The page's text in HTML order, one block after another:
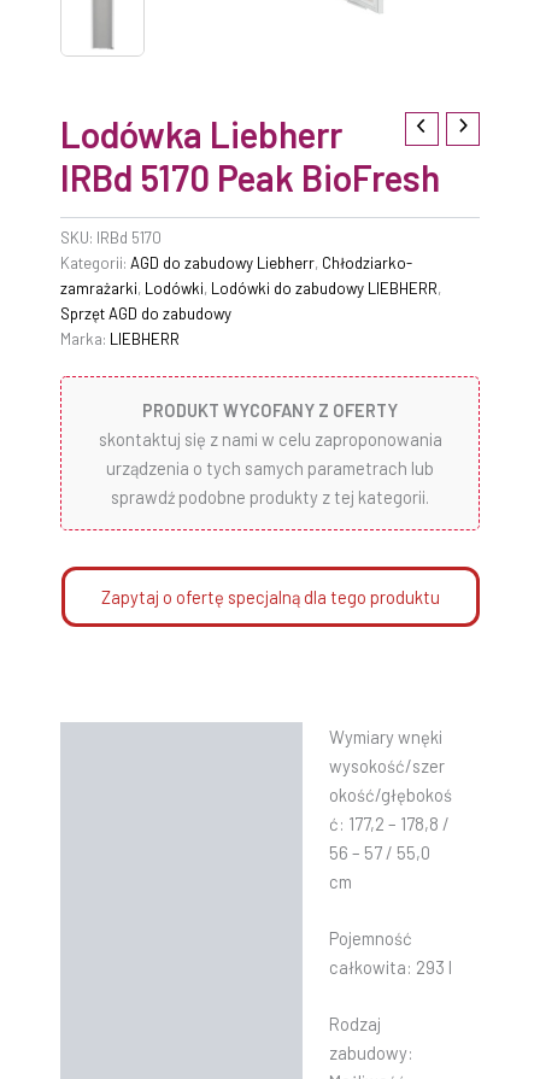
Lodówka Liebherr
IRBd 5170 Peak BioFresh
SKU: IRBd 5170
Kategorii: AGD do zabudowy Liebherr, Chłodziarko-
zamrażarki, Lodówki, Lodówki do zabudowy LIEBHERR,
Sprzęt AGD do zabudowy
Marka: LIEBHERR
PRODUKT WYCOFANY Z OFERTY
skontaktuj się z nami w celu zaproponowania
urządzenia o tych samych parametrach lub
sprawdź podobne produkty z tej kategorii.
Zapytaj o ofertę specjalną dla tego produktu
Wymiary wnęki
wysokość/szer
okość/głębokoś
ć: 177,2 – 178,8 /
56 – 57 / 55,0
cm
Pojemność
całkowita: 293 l
Rodzaj
zabudowy: